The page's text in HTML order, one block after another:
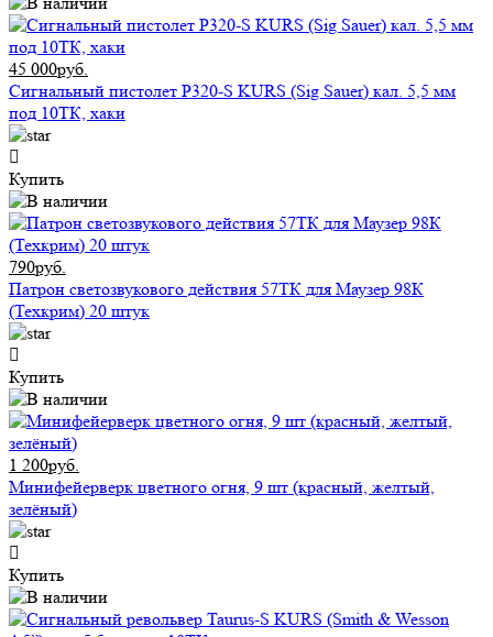
45 000руб.
Сигнальный пистолет P320-S KURS (Sig Sauer) кал. 5,5 мм
под 10ТК, хаки
Купить
790руб.
Патрон светозвукового действия 57ТК для Маузер 98К
(Техкрим) 20 штук
Купить
1 200руб.
Минифейерверк цветного огня, 9 шт (красный, желтый,
зелёный)
Купить